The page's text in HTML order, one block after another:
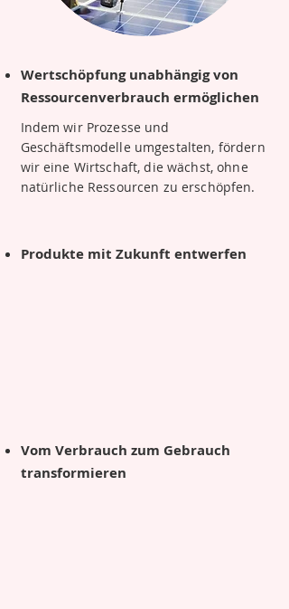
Wertschöpfung unabhängig von
Ressourcenverbrauch ermöglichen
Indem wir Prozesse und
Geschäftsmodelle umgestalten, fördern
wir eine Wirtschaft, die wächst, ohne
natürliche Ressourcen zu erschöpfen.
Produkte mit Zukunft entwerfen
Vom Verbrauch zum Gebrauch
transformieren